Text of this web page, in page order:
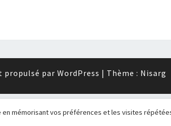
propulsé par WordPress | Thème : Nisarg
mémorisant vos préférences et les visites